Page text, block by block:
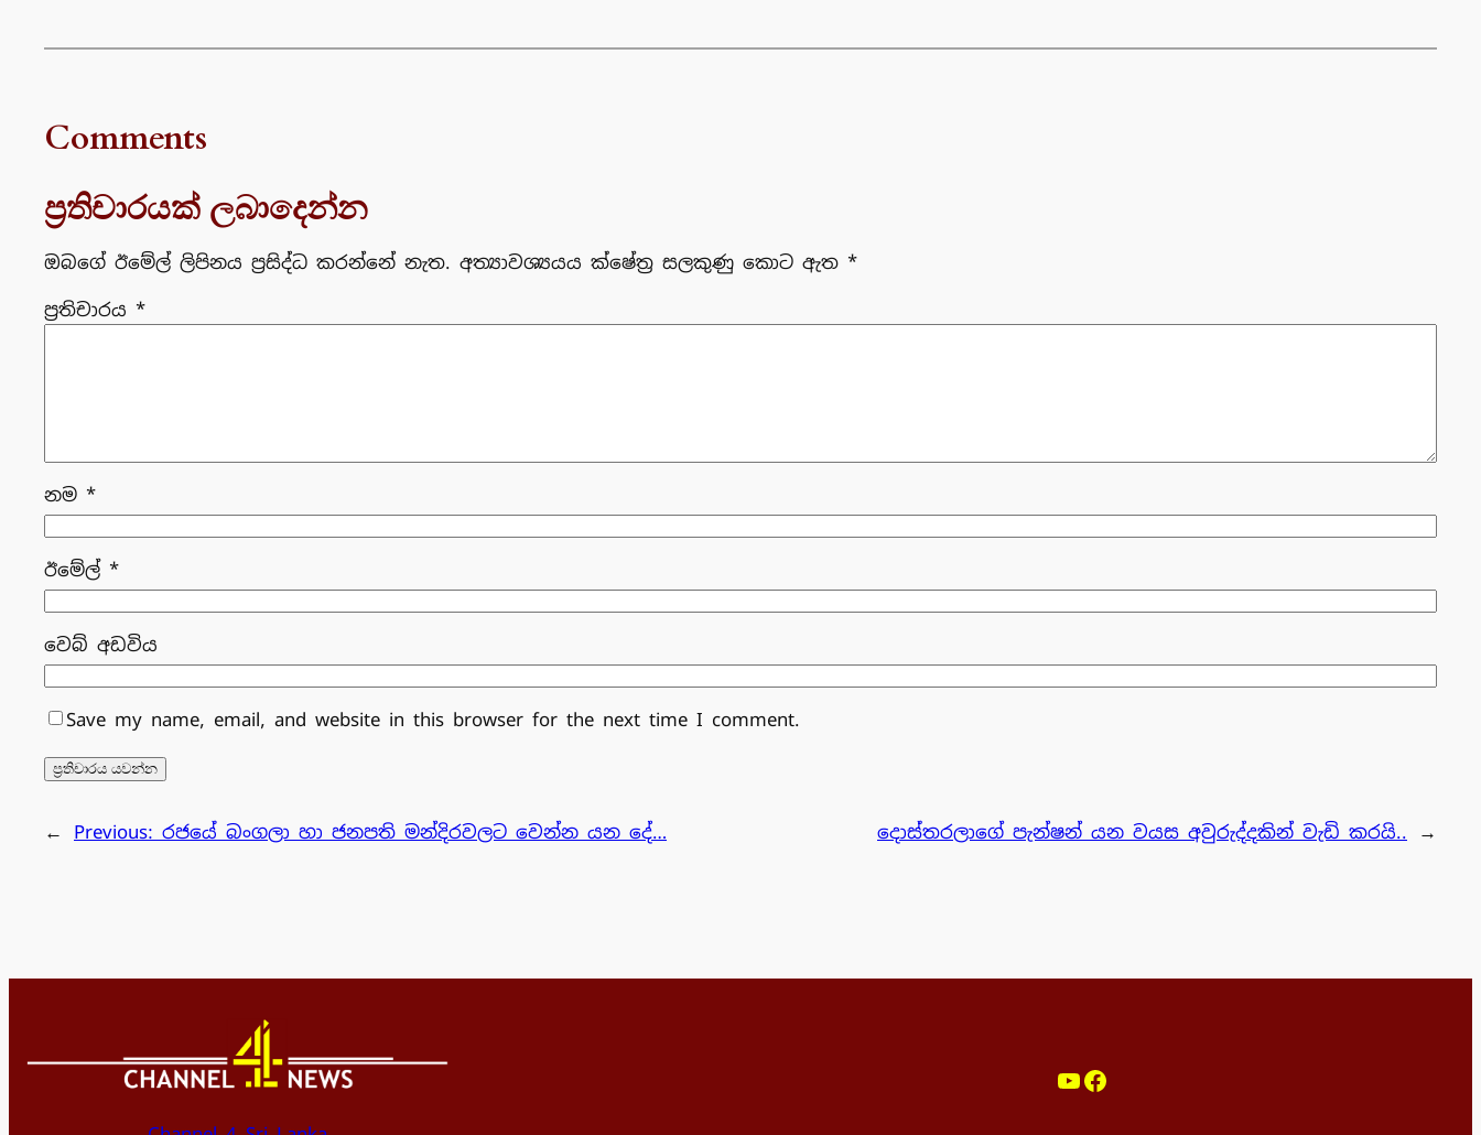
Comments
ප්‍රතිචාරයක් ලබාදෙන්න
ඔබගේ ඊමේල් ලිපිනය ප්‍රසිද්ධ කරන්නේ නැත. අත්‍යාවශ්‍යයය ක්ෂේත්‍ර සලකුණු කොට ඇත *
ප්‍රතිචාරය *
නම *
ඊමේල් *
වෙබ් අඩවිය
Save my name, email, and website in this browser for the next time I comment.
← Previous: රජයේ බංගලා හා ජනපති මන්දිරවලට වෙන්න යන දේ… දොස්තරලාගේ පැන්ෂන් යන වයස අවුරුද්දකින් වැඩි කරයි.. →
YouTube Facebook